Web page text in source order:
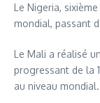
Le Nigeria,
mondial, passant
Le Mali a réalisé
progressant de la
au niveau